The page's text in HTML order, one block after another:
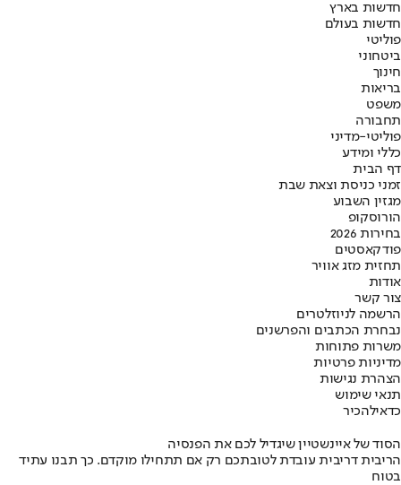
חדשות בארץ
חדשות בעולם
פוליטי
ביטחוני
חינוך
בריאות
משפט
תחבורה
פוליטי-מדיני
כללי ומידע
דף הבית
זמני כניסת וצאת שבת
מגזין השבוע
הורוסקופ
בחירות 2026
פודקאסטים
תחזית מזג אוויר
אודות
צור קשר
הרשמה לניוזלטרים
נבחרת הכתבים והפרשנים
משרות פתוחות
מדיניות פרטיות
הצהרת נגישות
תנאי שימוש
כדאילהכיר
הסוד של איינשטיין שיגדיל לכם את הפנסיה
הריבית דריבית עובדת לטובתכם רק אם תתחילו מוקדם. כך תבנו עתיד
בטוח